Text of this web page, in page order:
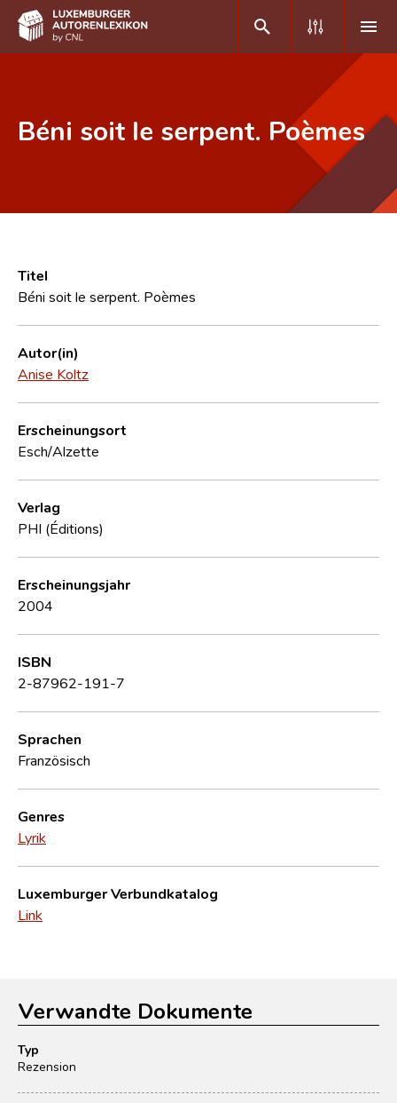
Häufige Fragen und Antworten
CNL
Forschungsgruppe
Kontakt
Béni soit le serpent. Poèmes
Titel
Béni soit le serpent. Poèmes
Autor(in)
Anise Koltz
Erscheinungsort
Esch/Alzette
Verlag
PHI (Éditions)
Erscheinungsjahr
2004
ISBN
2-87962-191-7
Sprachen
Französisch
Genres
Lyrik
Luxemburger Verbundkatalog
Link
Verwandte Dokumente
Typ
Rezension